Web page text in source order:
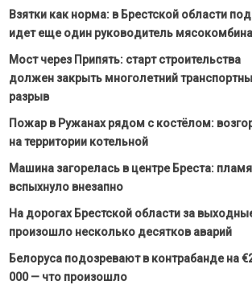
Взятки как норма: в Брестской области
идет еще один руководитель
Мост через Припять: старт строительства
должен закрыть многолетний
разрыв
Пожар в Ружанах рядом с костёлом:
на территории котельной
Машина загорелась в центре Бреста: пламя
вспыхнуло внезапно
На дорогах Брестской области за
произошло несколько десятков аварий
Белоруса подозревают в контрабанде на
000 — что произошло